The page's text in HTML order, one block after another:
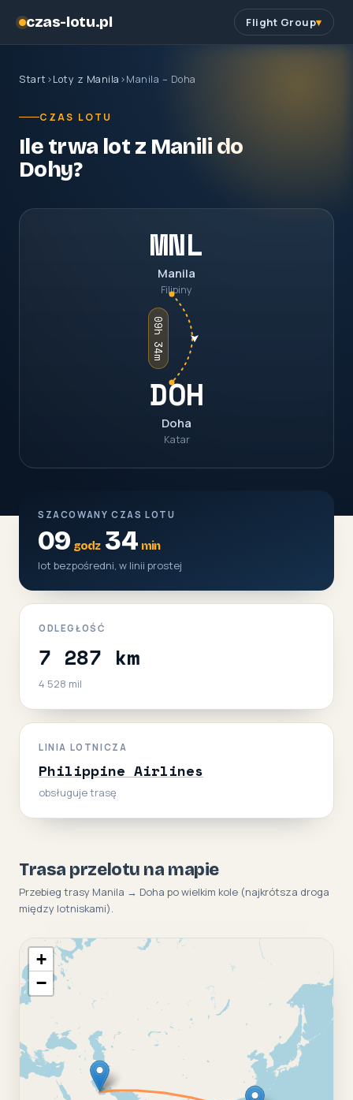
czas-lotu.pl Flight Group
Start ›Loty z Manila ›Manila – Doha
CZAS LOTU
Ile trwa lot z Manili do
Dohy?
MNL
Manila
Filipiny
09h 34m
DOH
Doha
Katar
SZACOWANY CZAS LOTU
09 godz34 min
lot bezpośredni, w linii prostej
ODLEGŁOŚĆ
7 287 km
4 528 mil
LINIA LOTNICZA
Philippine Airlines
obsługuje trasę
Trasa przelotu na mapie
Przebieg trasy Manila → Doha po wielkim kole (najkrótsza droga
między lotniskami).
+
−